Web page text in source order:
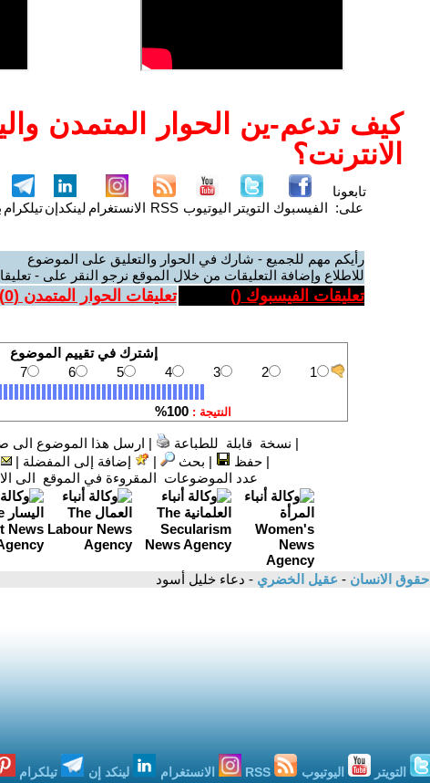
كيف تدعم-ين الحوار المتمدن
الانترنت؟
تابعونا
على: الفيسبوك التويتر اليوتيوب RSS الانستغرام لينكدإن تيلكرام
رأيكم مهم للجميع - شارك في الحوار والتعليق على الموضوع
للاطلاع وإضافة التعليقات من خلال الموقع نرجو النقر على -
تعليقات الفيسبوك () تعليقات الحوار المتمدن (0
)
| نسخة قابلة للطباعة | ارسل هذا الموضوع الى
| حفظ | بحث | إضافة إلى المفضلة |
عدد الموضوعات المقروءة في الموقع الى
حقوق الانسان - عقيل الخضري - دعاء خليل أسود
التويتر اليوتيوب الانستغرام لينكد إن تيلكرام